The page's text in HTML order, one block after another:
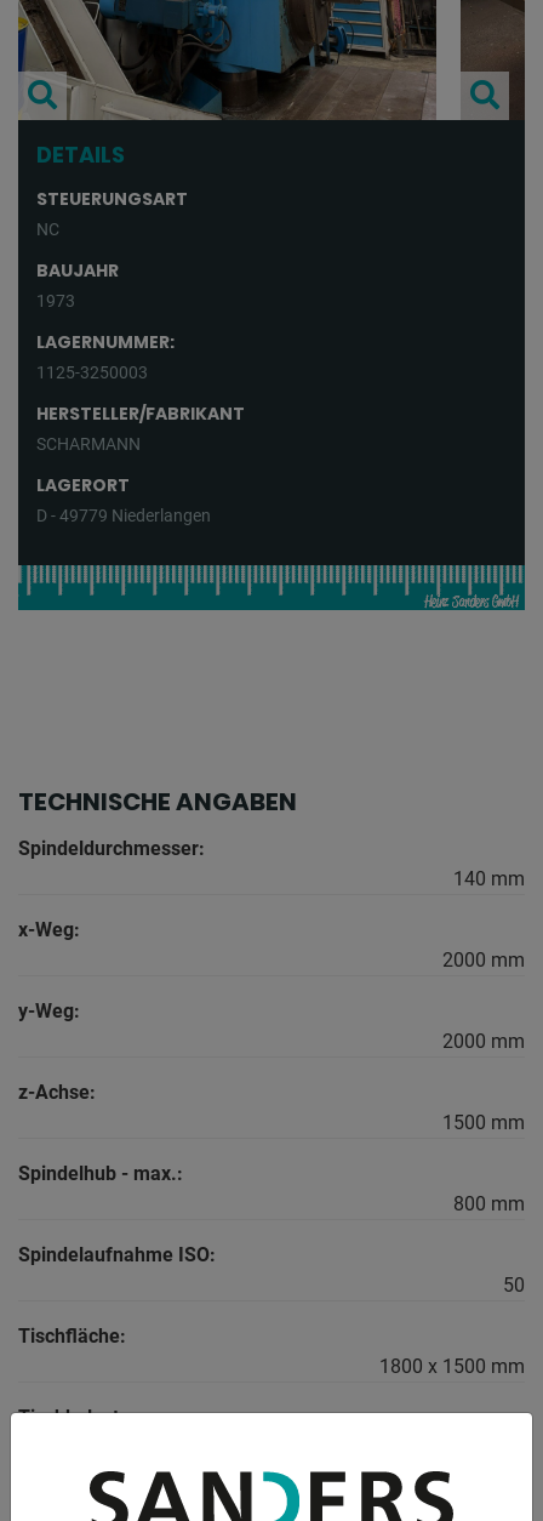
DETAILS
STEUERUNGSART
NC
BAUJAHR
1973
LAGERNUMMER:
1125-3250003
HERSTELLER/FABRIKANT
SCHARMANN
LAGERORT
D - 49779 Niederlangen
TECHNISCHE ANGABEN
Spindeldurchmesser:
140 mm
x-Weg:
2000 mm
y-Weg:
2000 mm
z-Achse:
1500 mm
Spindelhub - max.:
800 mm
Spindelaufnahme ISO:
50
Tischfläche:
1800 x 1500 mm
Tischbelastung:
Drehzahlbereich: